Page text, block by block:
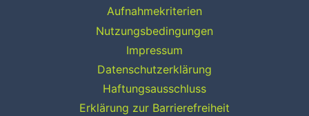
Aufnahmekriterien
Nutzungsbedingungen
Impressum
Datenschutzerklärung
Haftungsausschluss
Erklärung zur Barrierefreiheit